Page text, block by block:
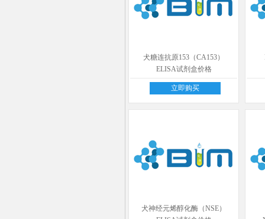
犬糖连抗原153（CA153）
ELISA试剂盒价格
立即购买
犬神经元烯醇化酶（NSE）